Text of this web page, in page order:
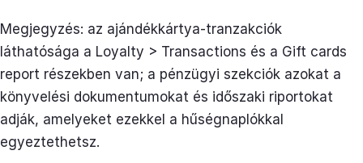
Megjegyzés: az ajándékkártya-tranzakciók
láthatósága a Loyalty > Transactions és a Gift cards
report részekben van; a pénzügyi szekciók azokat a
könyvelési dokumentumokat és időszaki riportokat
adják, amelyeket ezekkel a hűségnaplókkal
egyeztethetsz.